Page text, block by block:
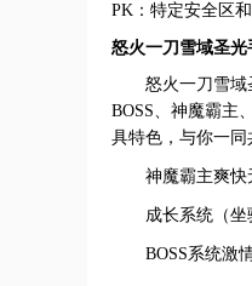
PK：特定安全区
怒火一刀雪域圣
怒火一刀雪
BOSS、神魔霸主
具特色，与你一同
神魔霸主爽快
成长系统（
BOSS系统激